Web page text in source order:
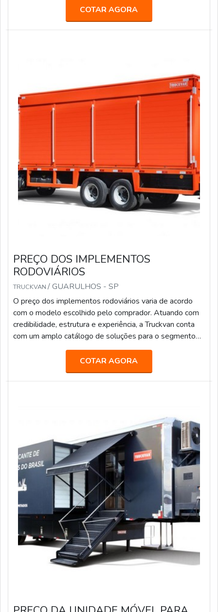
categoria “Melhor Fornecedora”.A empresa já atendeu
grandes agências de comunicação, propaganda,
publicidade e live marketing, como África, BFerraz,
COTAR AGORA
PREÇO DOS IMPLEMENTOS
RODOVIÁRIOS
TRUCKVAN / GUARULHOS - SP
O preço dos implementos rodoviários varia de acordo
com o modelo escolhido pelo comprador. Atuando com
credibilidade, estrutura e experiência, a Truckvan conta
com um amplo catálogo de soluções para o segmento
de transporte de pesados, tais como: Transporte de
valores; Semirreboque, bitrem e rodotrem sider; Piso
móvel; Linha Graneleira; Inloader; Furgão; Carroceria para
transporte de bebidas; Carga seca; Entre outros.Fundada
COTAR AGORA